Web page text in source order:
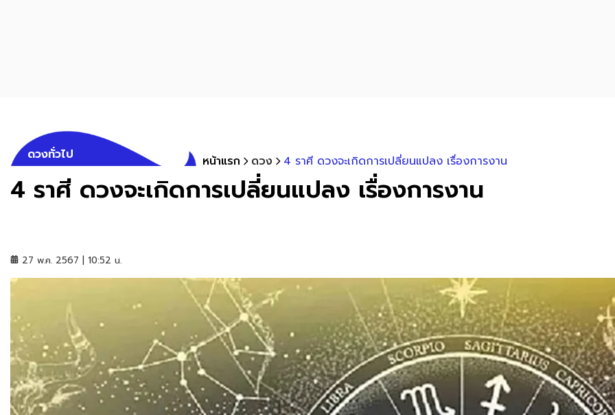
ดวงทั่วไป หน้าแรก ดวง 4 ราศี ดวงจะเกิดการเปลี่ยนแปลง เรื่องการงาน
4 ราศี ดวงจะเกิดการเปลี่ยนแปลง เรื่องการงาน
27 พ.ค. 2567 | 10:52 น.